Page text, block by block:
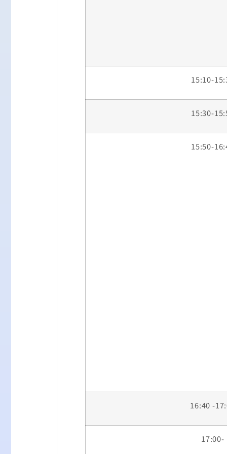
15:10-
15:30-
15:50-
16:40 -
17:00-